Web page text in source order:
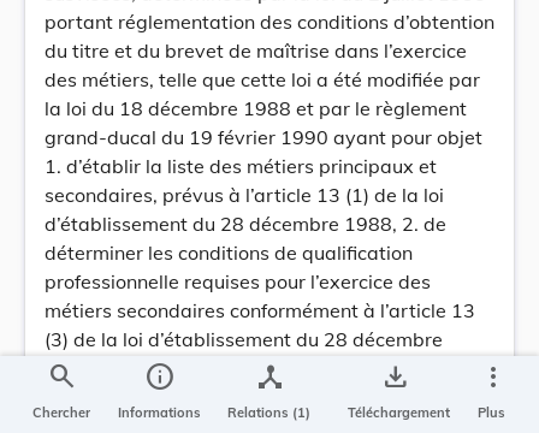
portant réglementation des conditions d’obtention
du titre et du brevet de maîtrise dans l’exercice
des métiers, telle que cette loi a été modifiée par
la loi du 18 décembre 1988 et par le règlement
grand-ducal du 19 février 1990 ayant pour objet
1. d’établir la liste des métiers principaux et
secondaires, prévus à l’article 13 (1) de la loi
d’établissement du 28 décembre 1988, 2. de
déterminer les conditions de qualification
professionnelle requises pour l’exercice des
métiers secondaires conformément à l’article 13
(3) de la loi d’établissement du 28 décembre
1988.»
II) A l’article 3 est ajouté un deuxième alinéa
search
Chercher
info
Informations
device_hub
Relations (1)
save_alt
Téléchargement
more_vert
Plus